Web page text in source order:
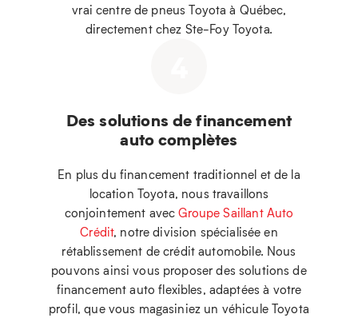
vrai centre de pneus Toyota à Québec,
directement chez Ste-Foy Toyota.
Des solutions de financement
auto complètes
En plus du financement traditionnel et de la
location Toyota, nous travaillons
conjointement avecGroupe Saillant Auto
Crédit, notre division spécialisée en
rétablissement de crédit automobile. Nous
pouvons ainsi vous proposer des solutions de
financement auto flexibles, adaptées à votre
profil, que vous magasiniez un véhicule Toyota